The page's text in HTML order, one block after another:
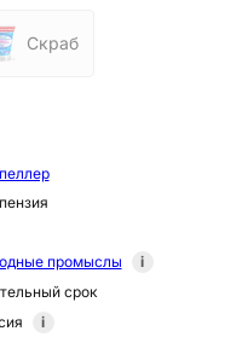
промыслы
i
срок
i
Скраб